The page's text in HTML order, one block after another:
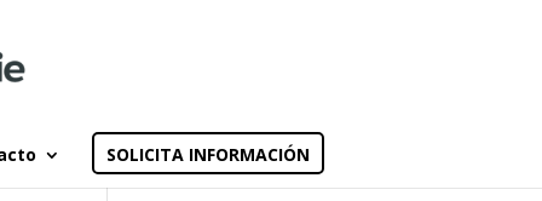
SOLICITA INFORMACIÓN